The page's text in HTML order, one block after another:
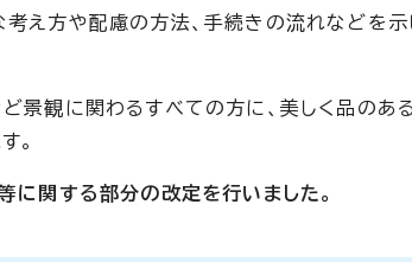
え方や配慮の方法、手続きの流れなどを示
景観に関わるすべての方に、美しく品のあ
。
関する部分の改定を行いました。